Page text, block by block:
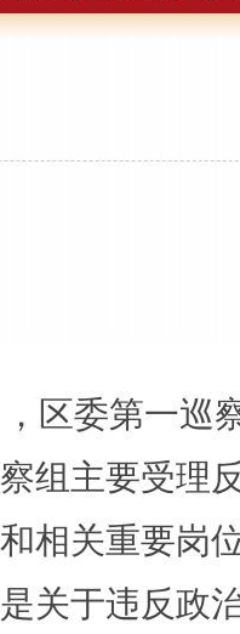
区委第一巡
组主要受理
相关重要岗
关于违反政